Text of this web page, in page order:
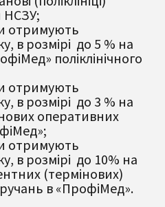
НСЗУ;
отримують
в розмірі до 5 % на
поліклінічного
отримують
в розмірі до 3 % на
оперативних
отримують
в розмірі до 10% на
(термінових)
в «ПрофіМед».